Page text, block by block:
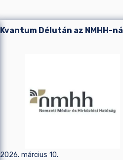
Kvantum Délután az NMHH-nál
2026. március 10.